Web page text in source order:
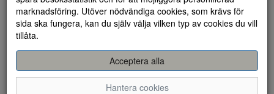
HEM
marknadsföring. Utöver nödvändiga cookies, som krävs för
sida ska fungera, kan du själv välja vilken typ av cookies du vill
tillåta.
Acceptera alla
Hantera cookies